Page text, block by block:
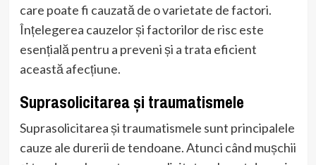
care poate fi cauzată de o varietate de factori.
Înțelegerea cauzelor și factorilor de risc este
esențială pentru a preveni și a trata eficient
această afecțiune.
Suprasolicitarea și traumatismele
Suprasolicitarea și traumatismele sunt principalele
cauze ale durerii de tendoane. Atunci când mușchii